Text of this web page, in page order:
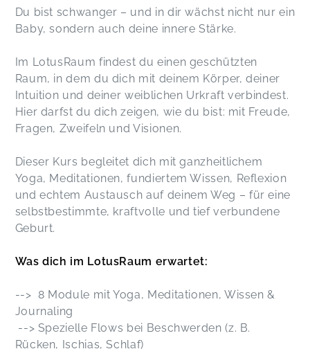
Du bist schwanger – und in dir wächst nicht nur ein
Baby, sondern auch deine innere Stärke.
Im LotusRaum findest du einen geschützten
Raum, in dem du dich mit deinem Körper, deiner
Intuition und deiner weiblichen Urkraft verbindest.
Hier darfst du dich zeigen, wie du bist: mit Freude,
Fragen, Zweifeln und Visionen.
Dieser Kurs begleitet dich mit ganzheitlichem
Yoga, Meditationen, fundiertem Wissen, Reflexion
und echtem Austausch auf deinem Weg – für eine
selbstbestimmte, kraftvolle und tief verbundene
Geburt.
Was dich im LotusRaum erwartet:
--> 8 Module mit Yoga, Meditationen, Wissen &
Journaling
--> Spezielle Flows bei Beschwerden (z. B.
Rücken, Ischias, Schlaf)